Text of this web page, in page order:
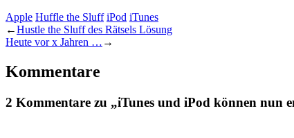
Apple Huffle the Sluff iPod iTunes
←Hustle the Sluff des Rätsels Lösung
Heute vor x Jahren … →
Kommentare
2 Kommentare zu „iTunes und iPod können nun